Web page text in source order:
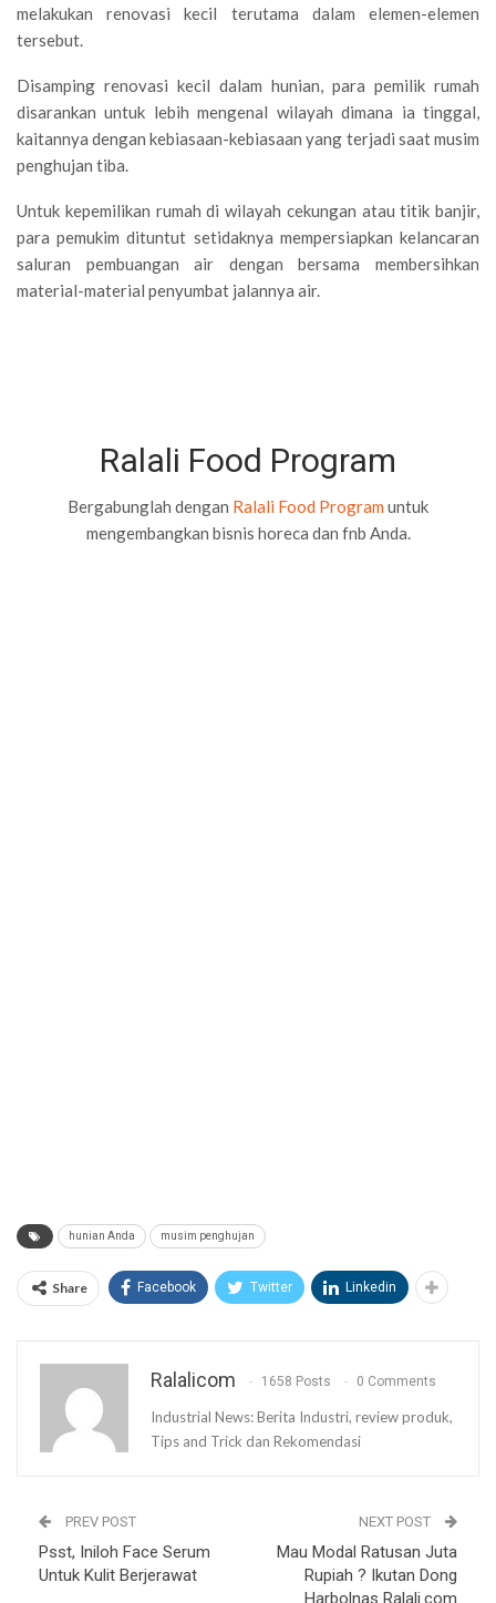
melakukan renovasi kecil terutama dalam elemen-elemen
tersebut.
Disamping renovasi kecil dalam hunian, para pemilik rumah
disarankan untuk lebih mengenal wilayah dimana ia tinggal,
kaitannya dengan kebiasaan-kebiasaan yang terjadi saat musim
penghujan tiba.
Untuk kepemilikan rumah di wilayah cekungan atau titik banjir,
para pemukim dituntut setidaknya mempersiapkan kelancaran
saluran pembuangan air dengan bersama membersihkan
material-material penyumbat jalannya air.
Ralali Food Program
Bergabunglah dengan Ralali Food Program untuk
mengembangkan bisnis horeca dan fnb Anda.
hunian Anda musim penghujan
Share Facebook Twitter Linkedin
Ralalicom 1658 Posts 0 Comments
Industrial News: Berita Industri, review produk,
Tips and Trick dan Rekomendasi
PREV POST
Psst, Iniloh Face Serum
Untuk Kulit Berjerawat
NEXT POST
Mau Modal Ratusan Juta
Rupiah ? Ikutan Dong
Harbolnas Ralali.com